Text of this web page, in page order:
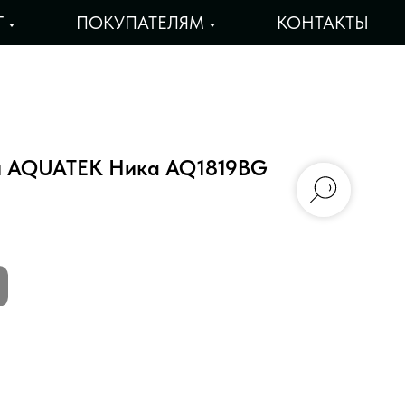
ПОКУПАТЕЛЯМ КОНТАКТЫ
AQUATEK Ника AQ1819BG